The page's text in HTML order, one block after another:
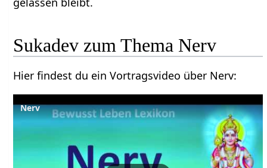
Hier findest du ein Vortragsvideo über Nerv‏‎:
Nerv